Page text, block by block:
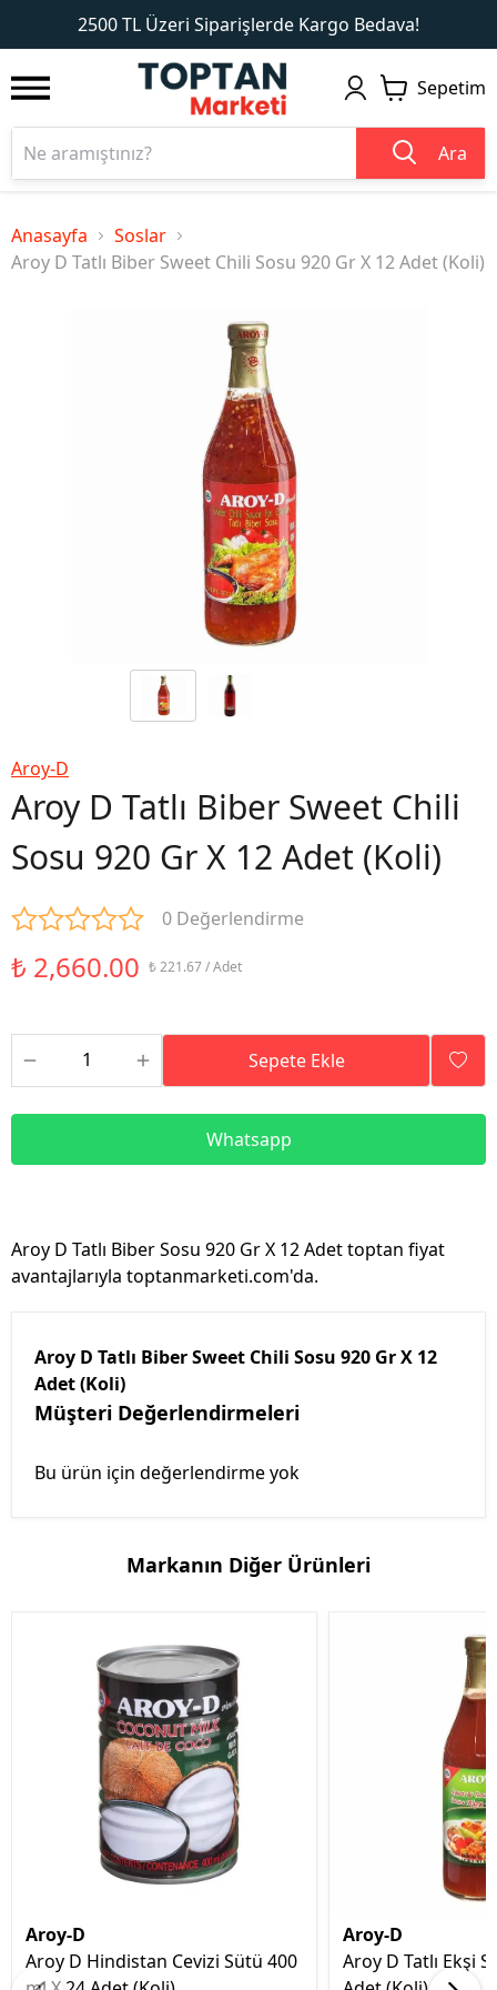
2500 TL Üzeri Siparişlerde Kargo Bedava!
1
Sepetim
Ara
Anasayfa
Soslar
Aroy D Tatlı Biber Sweet Chili Sosu 920 Gr X 12 Adet (Koli)
Aroy-D
Aroy D Tatlı Biber Sweet Chili
Sosu 920 Gr X 12 Adet (Koli)
0 Değerlendirme
₺ 2,660.00 ₺ 221.67 / Adet
Sepete Ekle
Whatsapp
Aroy D Tatlı Biber Sosu 920 Gr X 12 Adet toptan fiyat
avantajlarıyla toptanmarketi.com'da.
Aroy D Tatlı Biber Sweet Chili Sosu 920 Gr X 12
Adet (Koli)
Müşteri Değerlendirmeleri
Bu ürün için değerlendirme yok
Markanın Diğer Ürünleri
Aroy-D
Aroy D Hindistan Cevizi Sütü 400
Aroy-D
Aroy D Tatlı Ekşi